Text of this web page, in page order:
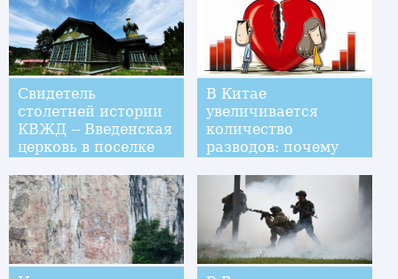
Свидетель
столетней истории
КВЖД -- Введенская
церковь в поселке
Ханьдаохэцзы
В Китае
увеличивается
количество
разводов: почему